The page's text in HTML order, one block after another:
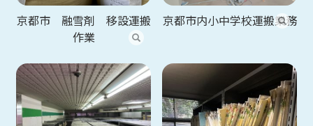
京都市 融雪剤 移設運搬
作業
京都市内小中学校運搬業務